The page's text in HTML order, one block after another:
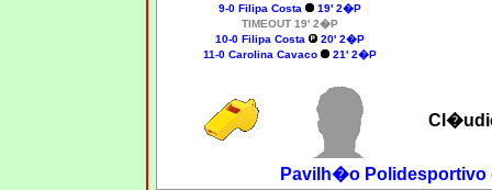
9-0 Filipa Costa
19' 2�P
TIMEOUT 19' 2�P
10-0 Filipa Costa
20' 2�P
11-0 Carolina Cavaco 21' 2�P
Pavilh�o